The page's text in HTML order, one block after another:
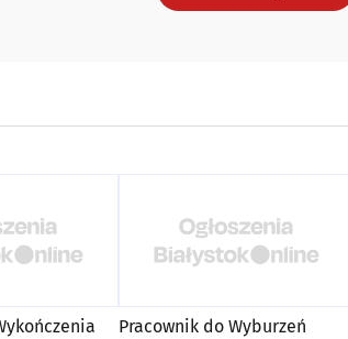
Pracownik do Wyburzeń